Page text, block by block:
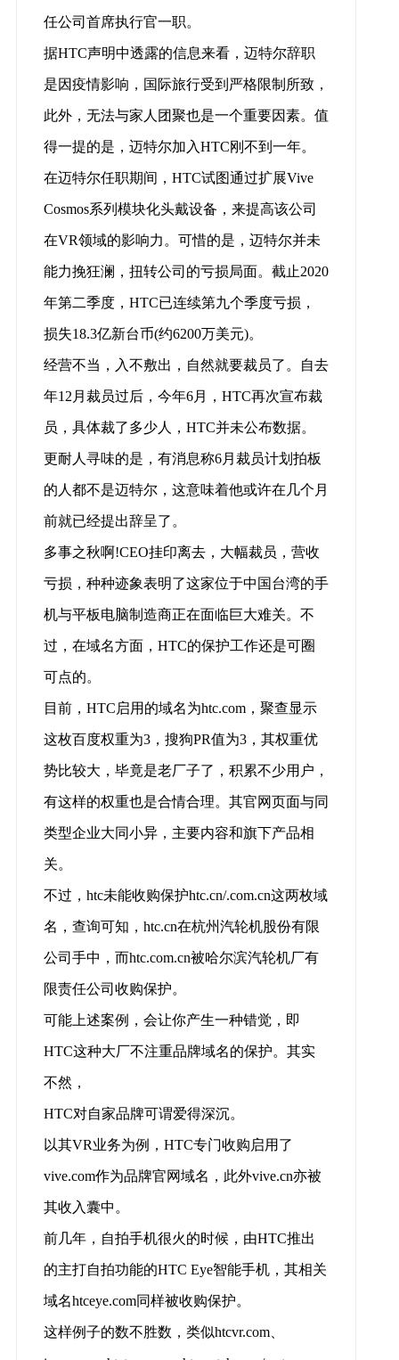
任公司首席执行官一职。
据HTC声明中透露的信息来看，迈特尔辞职
是因疫情影响，国际旅行受到严格限制所致，
此外，无法与家人团聚也是一个重要因素。值
得一提的是，迈特尔加入HTC刚不到一年。
在迈特尔任职期间，HTC试图通过扩展Vive
Cosmos系列模块化头戴设备，来提高该公司
在VR领域的影响力。可惜的是，迈特尔并未
能力挽狂澜，扭转公司的亏损局面。截止2020
年第二季度，HTC已连续第九个季度亏损，
损失18.3亿新台币(约6200万美元)。
经营不当，入不敷出，自然就要裁员了。自去
年12月裁员过后，今年6月，HTC再次宣布裁
员，具体裁了多少人，HTC并未公布数据。
更耐人寻味的是，有消息称6月裁员计划拍板
的人都不是迈特尔，这意味着他或许在几个月
前就已经提出辞呈了。
多事之秋啊!CEO挂印离去，大幅裁员，营收
亏损，种种迹象表明了这家位于中国台湾的手
机与平板电脑制造商正在面临巨大难关。不
过，在域名方面，HTC的保护工作还是可圈
可点的。
目前，HTC启用的域名为htc.com，聚查显示
这枚百度权重为3，搜狗PR值为3，其权重优
势比较大，毕竟是老厂子了，积累不少用户，
有这样的权重也是合情合理。其官网页面与同
类型企业大同小异，主要内容和旗下产品相
关。
不过，htc未能收购保护htc.cn/.com.cn这两枚域
名，查询可知，htc.cn在杭州汽轮机股份有限
公司手中，而htc.com.cn被哈尔滨汽轮机厂有
限责任公司收购保护。
可能上述案例，会让你产生一种错觉，即
HTC这种大厂不注重品牌域名的保护。其实
不然，
HTC对自家品牌可谓爱得深沉。
以其VR业务为例，HTC专门收购启用了
vive.com作为品牌官网域名，此外vive.cn亦被
其收入囊中。
前几年，自拍手机很火的时候，由HTC推出
的主打自拍功能的HTC Eye智能手机，其相关
域名htceye.com同样被收购保护。
这样例子的数不胜数，类似htcvr.com、